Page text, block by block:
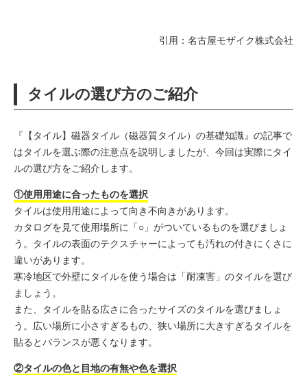
引用： 名古屋モザイク株式会社
タイルの選び方のご紹介
『【タイル】磁器タイル（磁器質タイル）の基礎知識』の記事で
はタイルを選ぶ際の注意点を説明しましたが、今回は実際にタイ
ルの選び方をご紹介します。
①使用用途に合ったものを選択
タイルは使用用途によって向き不向きがあります。
カタログを見て使用場所に「○」がついているものを選びましょ
う。タイルの表面のテクスチャーによっても汚れの付きにくさに
違いがあります。
寒冷地区で外壁にタイルを使う場合は「耐凍害」のタイルを選び
ましょう。
また、タイルを貼る広さに合ったサイズのタイルを選びましょ
う。広い場所に小さすぎるもの、狭い場所に大きすぎるタイルを
貼るとバランスが悪くなります。
②タイルの色と目地の有無や色を選択